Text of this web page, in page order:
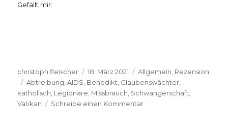
Gefällt mir:
Autor
christoph.fleischer
Veröffentlicht
am
18. März 2021 Kategorien
Allgemein, Rezension
Schlagwörter
Abtreibung,AIDS, Benedikt, Glaubenswächter,
katholisch, Legionäre, Missbrauch, Schwangerschaft,
Vatikan
Schreibe einen Kommentarzu